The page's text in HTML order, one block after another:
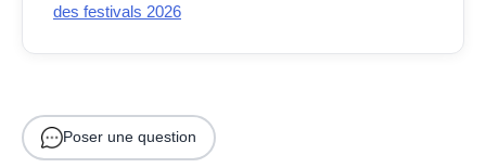
des festivals 2026
Poser une question